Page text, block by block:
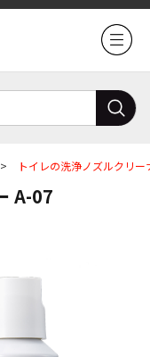
> トイレの洗浄ノズルクリ
A-07